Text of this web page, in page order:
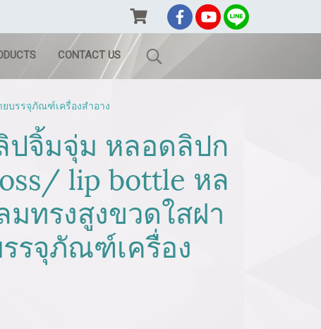
CONTACT US
บรรจุภัณฑ์เครื่องสำอาง
จิ้มจุ่ม หลอดลิปก
lip bottle หล
ทรงสูงขวดใสฝา
รจุภัณฑ์เครื่อง